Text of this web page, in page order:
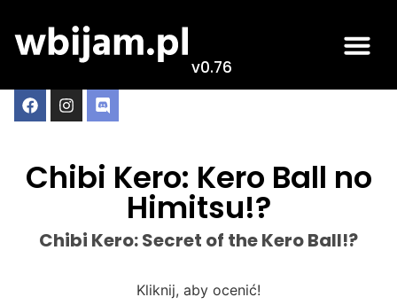
v0.76
Chibi Kero: Kero Ball no
Himitsu!?
Chibi Kero: Secret of the Kero Ball!?
Kliknij, aby ocenić!